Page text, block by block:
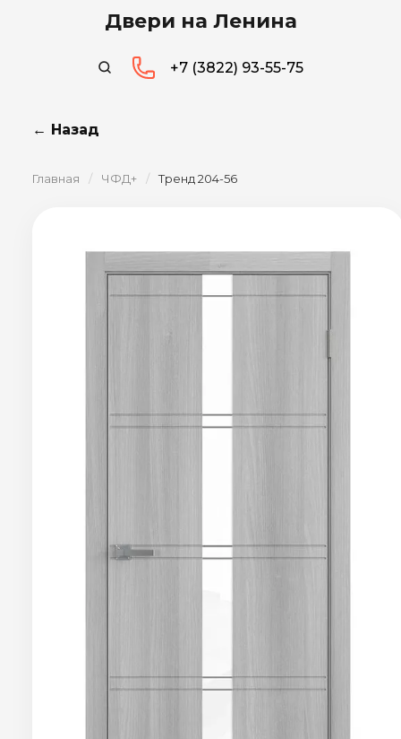
Двери на Ленина
+7 (3822) 93-55-75
← Назад
Главная / ЧФД+ / Тренд 204-56